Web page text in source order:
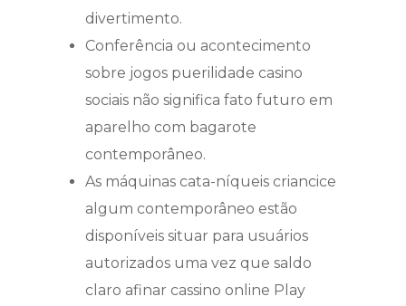
divertimento.
Conferência ou acontecimento
sobre jogos puerilidade casino
sociais não significa fato futuro em
aparelho com bagarote
contemporâneo.
As máquinas cata-níqueis criancice
algum contemporâneo estão
disponíveis situar para usuários
autorizados uma vez que saldo
claro afinar cassino online Play